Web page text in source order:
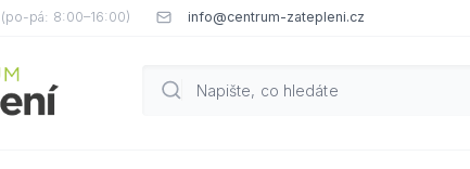
info@centrum-zatepleni.cz